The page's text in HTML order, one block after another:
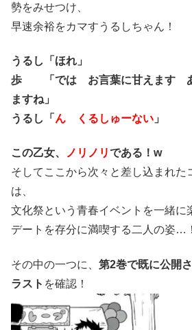
勢をみせつけ、
早速余裕をカマすうるしちゃん！
うるし「ほれ」
歩 「では お言葉に甘えます
ますね」
うるし「 ん くるしゅーない 」
この乙女、 ノリノリである！w
そしてここから次々と差し込まれた
は、
文化祭という青春イベントを一緒に
デートを存分に満喫する二人の姿…！
その中の一つに、 第2巻で既に公開
ラスト を確認！